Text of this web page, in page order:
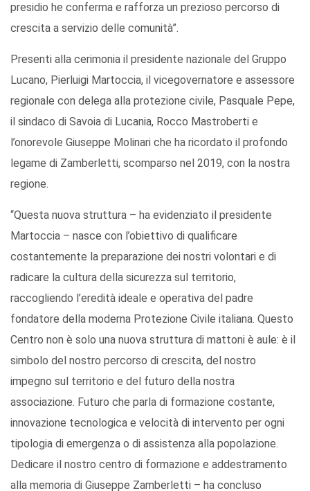
presidio he conferma e rafforza un prezioso percorso di
crescita a servizio delle comunità”.
Presenti alla cerimonia il presidente nazionale del Gruppo
Lucano, Pierluigi Martoccia, il vicegovernatore e assessore
regionale con delega alla protezione civile, Pasquale Pepe,
il sindaco di Savoia di Lucania, Rocco Mastroberti e
l’onorevole Giuseppe Molinari che ha ricordato il profondo
legame di Zamberletti, scomparso nel 2019, con la nostra
regione.
“Questa nuova struttura – ha evidenziato il presidente
Martoccia – nasce con l’obiettivo di qualificare
costantemente la preparazione dei nostri volontari e di
radicare la cultura della sicurezza sul territorio,
raccogliendo l’eredità ideale e operativa del padre
fondatore della moderna Protezione Civile italiana. Questo
Centro non è solo una nuova struttura di mattoni è aule: è il
simbolo del nostro percorso di crescita, del nostro
impegno sul territorio e del futuro della nostra
associazione. Futuro che parla di formazione costante,
innovazione tecnologica e velocità di intervento per ogni
tipologia di emergenza o di assistenza alla popolazione.
Dedicare il nostro centro di formazione e addestramento
alla memoria di Giuseppe Zamberletti – ha concluso